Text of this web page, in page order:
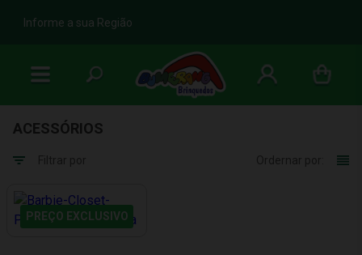
b
Informe a sua Região
ACESSÓRIOS
PREÇO EXCLUSIVO